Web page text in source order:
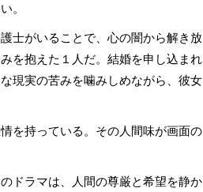
。
士がいることで、心の闇から解き放
を抱えた１人だ。結婚を申し込まれ
現実の苦みを噛みしめながら、彼女
を持っている。その人間味が画面の
ドラマは、人間の尊厳と希望を静か